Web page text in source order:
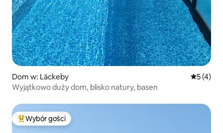
Dom w: Läckeby Średnia
5 (4)
Wyjątkowo duży dom, blisko natury, basen
Najpopularniejsze z kategorii Wybór gości
Wybór gości